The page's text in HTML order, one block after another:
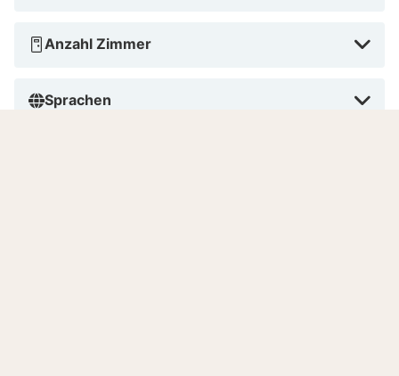
Anzahl Zimmer
Sprachen